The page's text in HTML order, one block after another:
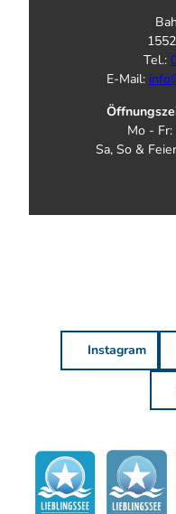
Tel.:
E-Mail:
Mo -
Sa, So &
Instagram